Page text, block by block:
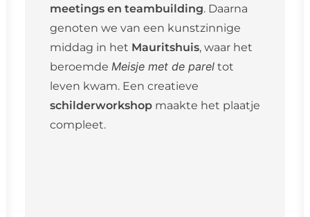
meetings en teambuilding. Daarna
genoten we van een kunstzinnige
middag in het Mauritshuis, waar het
beroemde Meisje met de parel tot
leven kwam. Een creatieve
schilderworkshop maakte het plaatje
compleet.